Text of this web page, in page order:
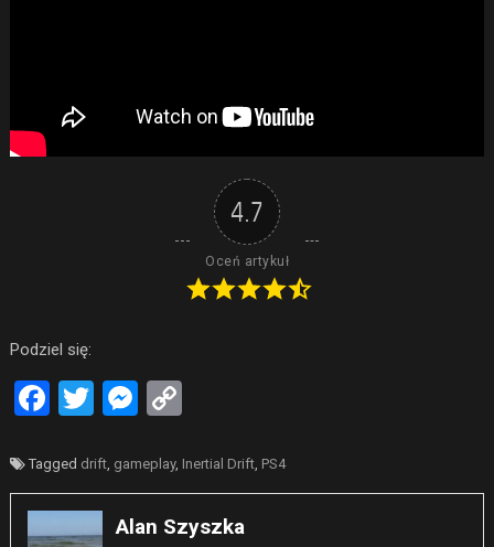
4.7
Oceń artykuł
Podziel się:
Facebook
TwitterMessenger
Copy
Tagged drift, gameplay, Inertial Drift, PS4
Alan Szyszka